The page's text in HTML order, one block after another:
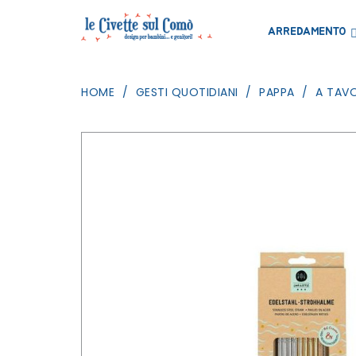
ARREDAMENTO
HOME GESTI QUOTIDIANI PAPPA A